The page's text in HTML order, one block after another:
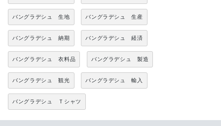
バングラデシュ 生地 バングラデシュ 生産
バングラデシュ 納期 バングラデシュ 経済
バングラデシュ 衣料品 バングラデシュ 製造
バングラデシュ 観光 バングラデシュ 輸入
バングラデシュ Ｔシャツ